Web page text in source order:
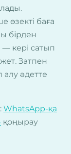
өзекті баға
бірден
— кері сатып
Затпен
әдетте
WhatsApp-қа
қоңырау